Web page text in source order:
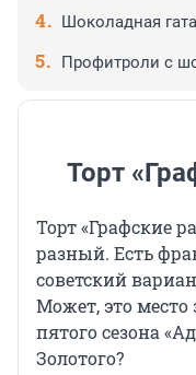
Шоколадная гата
Профитроли с
Торт
Торт «Графские
разный. Есть
советский
Может, это место
пятого сезона
Золотого?